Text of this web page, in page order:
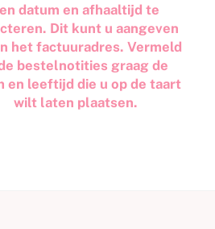
datum en afhaaltijd te
Dit kunt u aangeven
het factuuradres. Vermeld
bestelnotities graag de
en leeftijd die u op de taart
wilt laten plaatsen.